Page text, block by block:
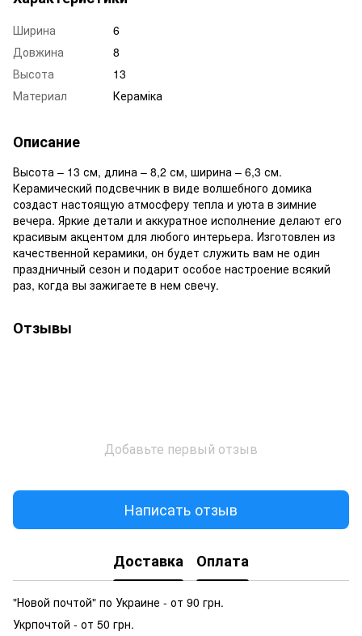
Ширина
6
Довжина
8
Высота
13
Материал
Кераміка
Описание
Высота – 13 см, длина – 8,2 см, ширина – 6,3 см.
Керамический подсвечник в виде волшебного домика
создаст настоящую атмосферу тепла и уюта в зимние
вечера. Яркие детали и аккуратное исполнение делают его
красивым акцентом для любого интерьера. Изготовлен из
качественной керамики, он будет служить вам не один
праздничный сезон и подарит особое настроение всякий
раз, когда вы зажигаете в нем свечу.
Отзывы
Добавьте первый отзыв
Написать отзыв
Доставка Оплата
"Новой почтой" по Украине - от 90 грн.
Укрпочтой - от 50 грн.